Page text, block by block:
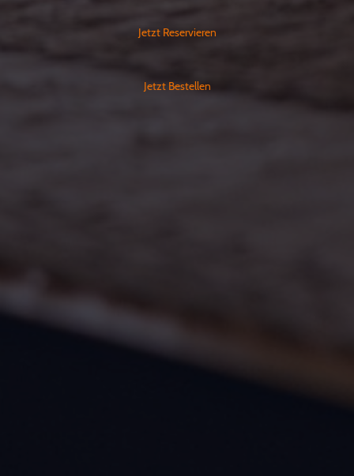
Jetzt Reservieren
Jetzt Bestellen